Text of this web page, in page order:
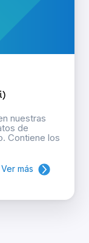
nuestras
de
Contiene los
Ver más